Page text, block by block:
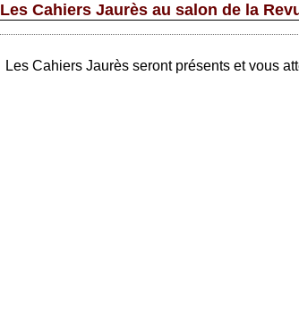
Les Cahiers Jaurès au salon de la
Les Cahiers Jaurès seront présents et vous